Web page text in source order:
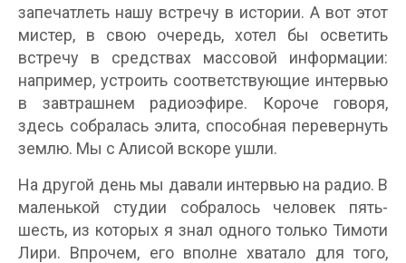
запечатлеть нашу встречу в истории. А вот этот
мистер, в свою очередь, хотел бы осветить
встречу в средствах массовой информации:
например, устроить соответствующие интервью
в завтрашнем радиоэфире. Короче говоря,
здесь собралась элита, способная перевернуть
землю. Мы с Алисой вскоре ушли.
На другой день мы давали интервью на радио. В
маленькой студии собралось человек пять-
шесть, из которых я знал одного только Тимоти
Лири. Впрочем, его вполне хватало для того,